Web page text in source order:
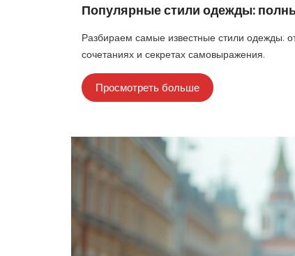
Популярные стили одежды:
Разбираем самые известные стили одежды:
сочетаниях и секретах самовыражения.
Просмотреть больше